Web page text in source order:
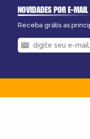
NOVIDADES POR E-MAIL
Receba grátis as